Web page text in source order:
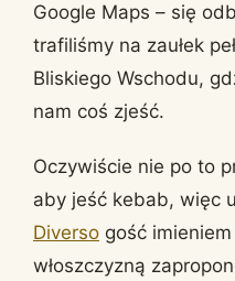
Google Maps – się
trafiliśmy na zaułek
Bliskiego Wschodu,
nam coś zjeść.
Oczywiście nie po to
aby jeść kebab, więc
Diverso gość imieniem
włoszczyzną